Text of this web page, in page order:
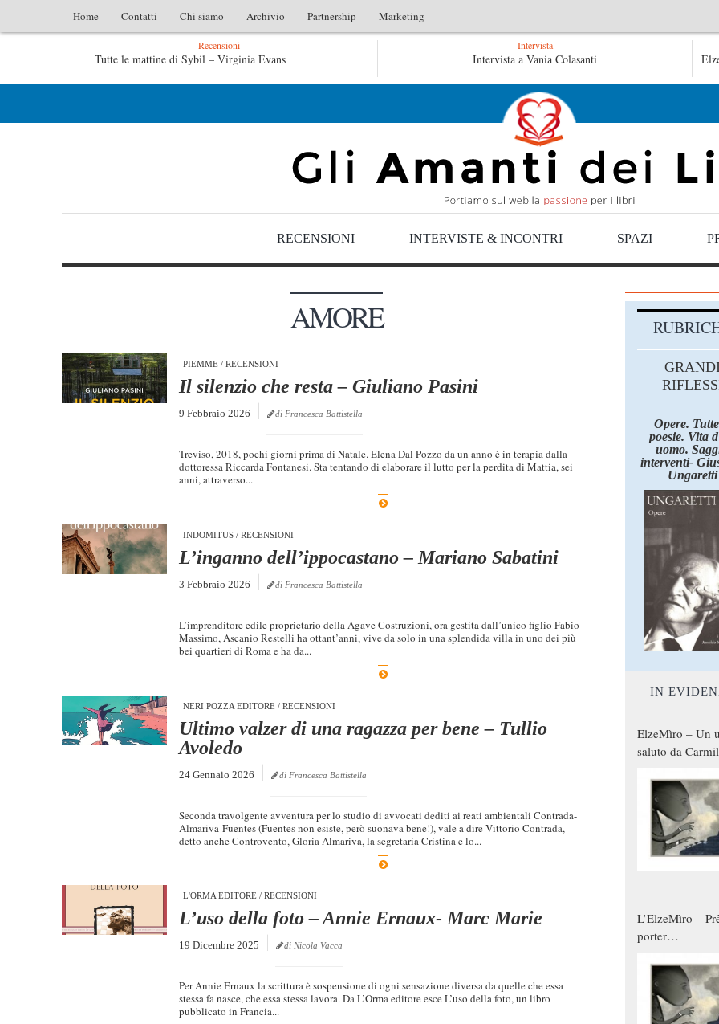
Home Contatti Chi siamo Archivio Partnership Marketing
Recensioni
L’idraulico non verrà – Fruttero & Lucentini Le anime salve di Fabrizio De André – Jan Gaggetta
Le anime salve di Fabrizio De André – Jan Gaggetta
Intervista
Intervista a Vania Colasanti
RECENSIONI INTERVISTE & INCONTRI SPAZI
AMORE
PIEMME / RECENSIONI
Il silenzio che resta – Giuliano Pasini
9 Febbraio 2026 di Francesca Battistella
Treviso, 2018, pochi giorni prima di Natale. Elena Dal Pozzo da un anno è in terapia dalla
dottoressa Riccarda Fontanesi. Sta tentando di elaborare il lutto per la perdita di Mattia, sei
anni, attraverso...
INDOMITUS / RECENSIONI
L’inganno dell’ippocastano – Mariano Sabatini
3 Febbraio 2026 di Francesca Battistella
L’imprenditore edile proprietario della Agave Costruzioni, ora gestita dall’unico figlio Fabio
Massimo, Ascanio Restelli ha ottant’anni, vive da solo in una splendida villa in uno dei più
bei quartieri di Roma e ha da...
NERI POZZA EDITORE / RECENSIONI
Ultimo valzer di una ragazza per bene – Tullio
Avoledo
24 Gennaio 2026 di Francesca Battistella
Seconda travolgente avventura per lo studio di avvocati dediti ai reati ambientali Contrada-
Almariva-Fuentes (Fuentes non esiste, però suonava bene!), vale a dire Vittorio Contrada,
detto anche Controvento, Gloria Almariva, la segretaria Cristina e lo...
L'ORMA EDITORE / RECENSIONI
L’uso della foto – Annie Ernaux- Marc Marie
19 Dicembre 2025 di Nicola Vacca
Per Annie Ernaux la scrittura è sospensione di ogni sensazione diversa da quelle che essa
stessa fa nasce, che essa stessa lavora. Da L’Orma editore esce L’uso della foto, un libro
pubblicato in Francia...
Opere.
poesie. Vita
uomo.
interventi-
Ungaretti
IN
ElzeMìro – Un
saluto da
qualche modo
donne
L’ElzeMìro –
porter